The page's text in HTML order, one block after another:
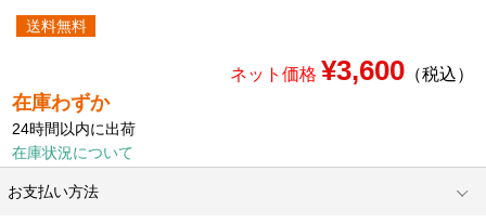
送料無料
ネット価格 ¥3,600（税込）
在庫わずか
24時間以内に出荷
在庫状況について
お支払い方法